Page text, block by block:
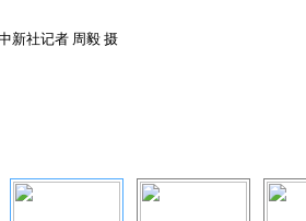
新社记者 周毅 摄